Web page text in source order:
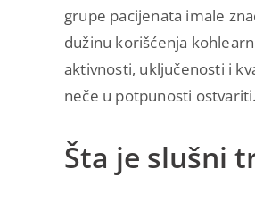
grupe pacijenata imale
dužinu korišćenja
aktivnosti, uključenosti i
neče u potpunosti
Šta je slušni